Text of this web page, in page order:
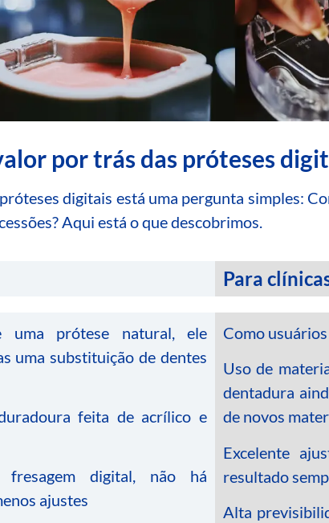
por trás das próteses
digitais está uma pergunta simples:
Aqui está o que descobrimos.
Para
uma prótese natural, ele
uma substituição de dentes
feita de acrílico e
digital, não há
ajustes
Como
Uso de
dentadura
de novos
Excelente
resultado
Alta